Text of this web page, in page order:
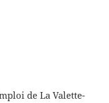
de La Valette-